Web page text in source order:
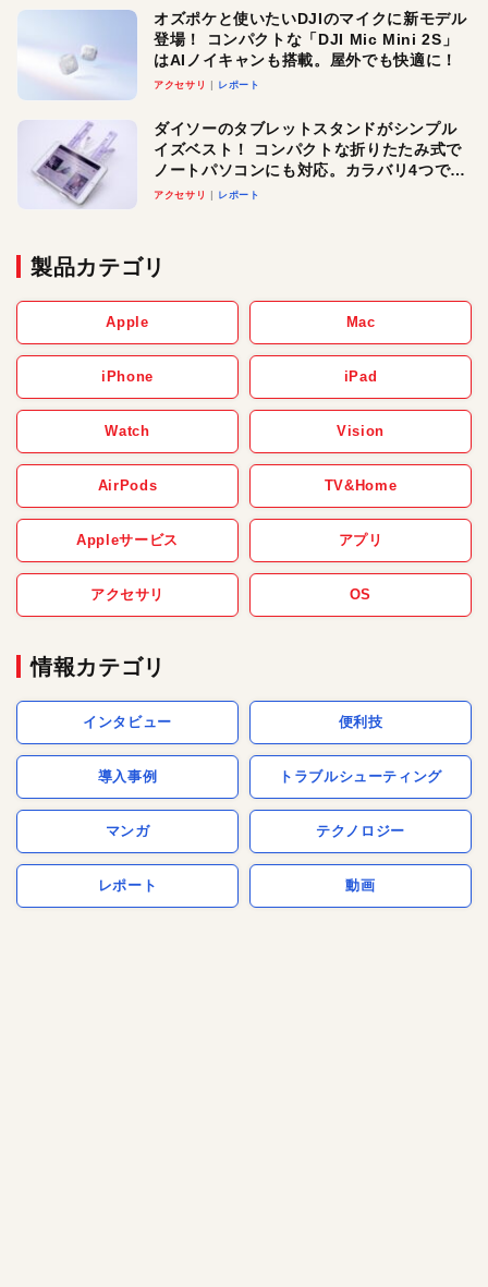
オズポケと使いたいDJIのマイクに新モデル
登場！ コンパクトな「DJI Mic Mini 2S」
はAIノイキャンも搭載。屋外でも快適に！
アクセサリ レポート
ダイソーのタブレットスタンドがシンプル
イズベスト！ コンパクトな折りたたみ式で
ノートパソコンにも対応。カラバリ4つで選
べる楽しさも
アクセサリ レポート
製品カテゴリ
Apple Mac
iPhone iPad
Watch Vision
AirPods TV&Home
Appleサービス アプリ
アクセサリ OS
情報カテゴリ
インタビュー 便利技
導入事例 トラブルシューティング
マンガ テクノロジー
レポート 動画